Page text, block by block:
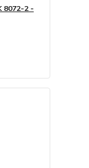
8072-2 -